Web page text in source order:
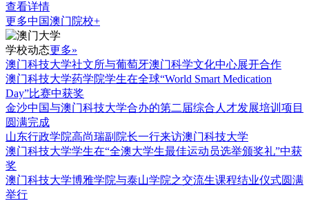
查看详情
更多中国澳门院校+
学校动态更多»
澳门科技大学社文所与葡萄牙澳门科学文化中心展开合作
澳门科技大学药学院学生在全球“World Smart Medication
Day”比赛中获奖
金沙中国与澳门科技大学合办的第二届综合人才发展培训项目
圆满完成
山东行政学院高尚瑞副院长一行来访澳门科技大学
澳门科技大学学生在“全澳大学生最佳运动员选举颁奖礼”中获
奖
澳门科技大学博雅学院与泰山学院之交流生课程结业仪式圆满
举行